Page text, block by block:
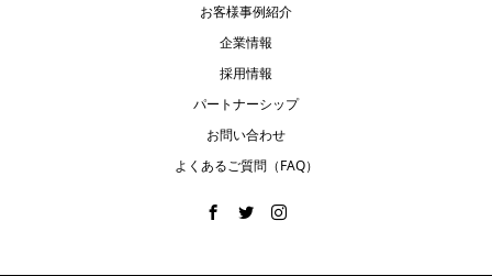
お客様事例紹介
企業情報
採用情報
パートナーシップ
お問い合わせ
よくあるご質問（FAQ）